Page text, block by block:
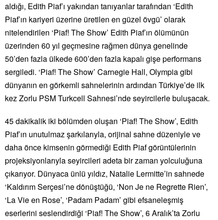
aldığı, Edith Piaf’ı yakından tanıyanlar tarafından ‘Edith
Piaf’ın kariyeri üzerine üretilen en güzel övgü’ olarak
nitelendirilen ‘Piaf! The Show’ Edith Piaf’ın ölümünün
üzerinden 60 yıl geçmesine rağmen dünya genelinde
50’den fazla ülkede 600’den fazla kapalı gişe performans
sergiledi. ‘Piaf! The Show’ Carnegie Hall, Olympia gibi
dünyanın en görkemli sahnelerinin ardından Türkiye’de ilk
kez Zorlu PSM Turkcell Sahnesi’nde seyircilerle buluşacak.
45 dakikalik iki bölümden oluşan ‘Piaf! The Show’, Edith
Piaf’ın unutulmaz şarkılarıyla, orijinal sahne düzeniyle ve
daha önce kimsenin görmediği Edith Piaf görüntülerinin
projeksiyonlarıyla seyircileri adeta bir zaman yolculuğuna
çıkarıyor. Dünyaca ünlü yıldız, Natalie Lermitte’in sahnede
‘Kaldırım Serçesi’ne dönüştüğü, ‘Non Je ne Regrette Rien’,
‘La Vie en Rose’, ‘Padam Padam’ gibi efsaneleşmiş
eserlerini seslendirdiği ‘Piaf! The Show’, 6 Aralık’ta Zorlu